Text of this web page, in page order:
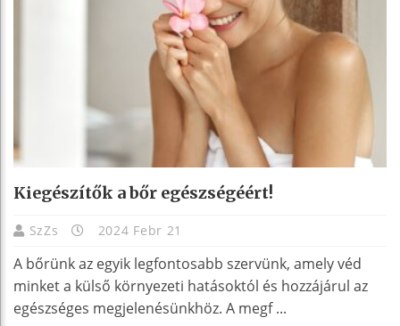
Kiegészítők a bőr egészségéért!
SzZs 2024 Febr 21
A bőrünk az egyik legfontosabb szervünk, amely véd
minket a külső környezeti hatásoktól és hozzájárul az
egészséges megjelenésünkhöz. A megf ...